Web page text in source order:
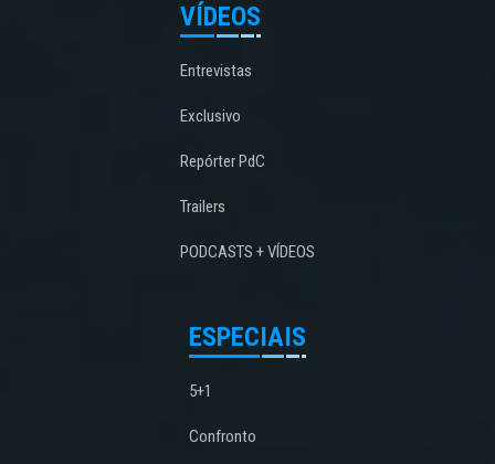
VÍDEOS
Entrevistas
Exclusivo
Repórter PdC
Trailers
PODCASTS + VÍDEOS
ESPECIAIS
5+1
Confronto